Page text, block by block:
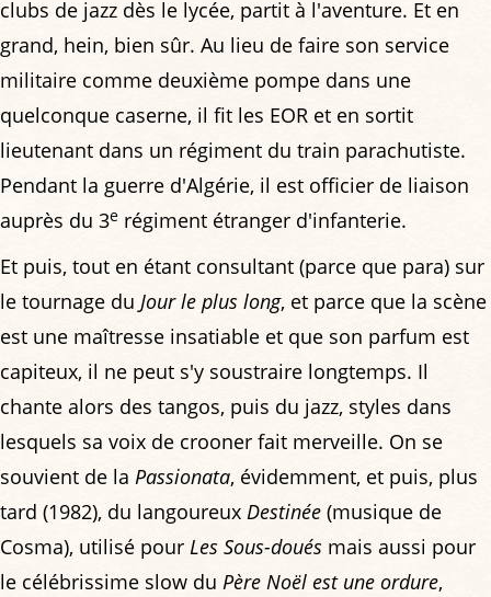
clubs de jazz dès le lycée, partit à l'aventure. Et en
grand, hein, bien sûr. Au lieu de faire son service
militaire comme deuxième pompe dans une
quelconque caserne, il fit les EOR et en sortit
lieutenant dans un régiment du train parachutiste.
Pendant la guerre d'Algérie, il est officier de liaison
auprès du 3e régiment étranger d'infanterie.
Et puis, tout en étant consultant (parce que para) sur
le tournage du Jour le plus long, et parce que la scène
est une maîtresse insatiable et que son parfum est
capiteux, il ne peut s'y soustraire longtemps. Il
chante alors des tangos, puis du jazz, styles dans
lesquels sa voix de crooner fait merveille. On se
souvient de la Passionata, évidemment, et puis, plus
tard (1982), du langoureux Destinée (musique de
Cosma), utilisé pour Les Sous-doués mais aussi pour
le célébrissime slow du Père Noël est une ordure,